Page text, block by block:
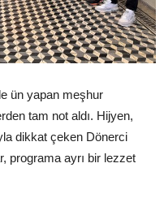
ün yapan meşhur
tam not aldı. Hijyen,
dikkat çeken Dönerci
programa ayrı bir lezzet